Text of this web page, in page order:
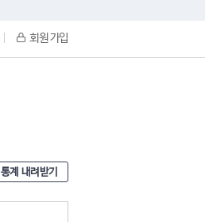
회원 가입
통계 내려받기